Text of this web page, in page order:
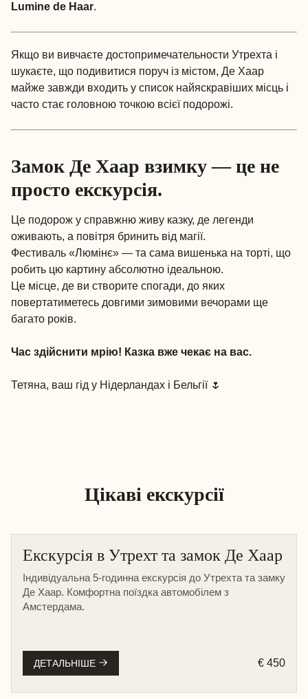
Lumine de Haar.
Якщо ви вивчаєте достопримечательности Утрехта і
шукаєте, що подивитися поруч із містом, Де Хаар
майже завжди входить у список найяскравіших місць і
часто стає головною точкою всієї подорожі.
Замок Де Хаар взимку — це не
просто екскурсія.
Це подорож у справжню живу казку, де легенди
оживають, а повітря бринить від магії.
Фестиваль «Люмінє» — та сама вишенька на торті, що
робить цю картину абсолютно ідеальною.
Це місце, де ви створите спогади, до яких
повертатиметесь довгими зимовими вечорами ще
багато років.
Час здійснити мрію! Казка вже чекає на вас.
Тетяна, ваш гід у Нідерландах і Бельгії 🌷
Цікаві екскурсії
Екскурсія в Утрехт та замок Де Хаар
Індивідуальна 5-годинна екскурсія до Утрехта та замку
Де Хаар. Комфортна поїздка автомобілем з
Амстердама.
ДЕТАЛЬНІШЕ € 450